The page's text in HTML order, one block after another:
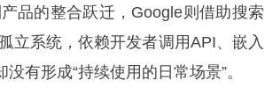
品的整合跃迁，Google则借助搜索
立系统，依赖开发者调用API、嵌入
有形成“持续使用的日常场景”。